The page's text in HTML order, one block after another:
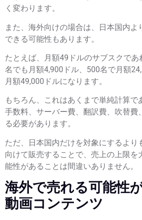
く変わります。
また、海外向けの場合は、日本国内よ
できる可能性もあります。
たとえば、月額49ドルのサブスクで
名でも月額4,900ドル、500名で月額
月額49,000ドルになります。
もちろん、これはあくまで単純計算で
手数料、サーバー費、翻訳費、吹替費
る必要があります。
ただ、日本国内だけを対象にするより
向けて販売することで、売上の上限を
能性があることは間違いありません。
海外で売れる可能性
動画コンテンツ